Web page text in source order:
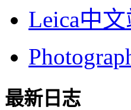
Leica中
最新日志